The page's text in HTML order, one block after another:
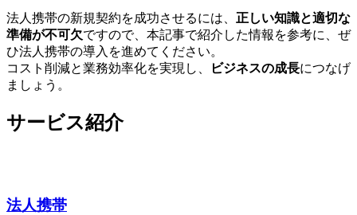
法人携帯の新規契約を成功させるには、 正しい知識と適切な
準備が不可欠ですので、本記事で紹介した情報を参考に、ぜ
ひ法人携帯の導入を進めてください。
コスト削減と業務効率化を実現し、
ビジネスの成長につなげ
ましょう。
サービス紹介
法人携帯